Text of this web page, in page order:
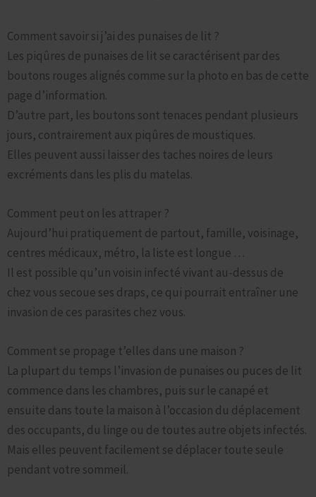
Comment savoir si j’ai des punaises de lit ?
Les piqûres de punaises de lit se caractérisent par des
boutons rouges alignés comme sur la photo en bas de cette
page d’information.
D’autre part, les boutons sont tenaces pendant plusieurs
jours, contrairement aux piqûres de moustiques.
Elles peuvent aussi laisser des taches noires de leurs
excréments dans les plis du matelas.
Comment peut on les attraper ?
Aujourd’hui pratiquement de partout, famille, voisinage,
centres médicaux, métro, la liste est longue …
Il est possible qu’un voisin infecté vivant au-dessus de
chez vous secoue ses draps, ce qui pourrait entraîner une
invasion de ces parasites chez vous.
Comment se propage t’elles dans une maison ?
La plupart du temps l’invasion de punaises ou puces de lit
commence dans les chambres, puis sur le canapé et
ensuite dans toute la maison à l’occasion du déplacement
des occupants, du linge ou de toutes autre objets infectés.
Mais elles peuvent facilement se déplacer toute seule
pendant votre sommeil.